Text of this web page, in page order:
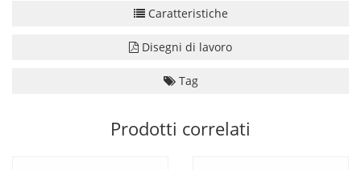
Caratteristiche
Disegni di lavoro
Tag
Prodotti correlati